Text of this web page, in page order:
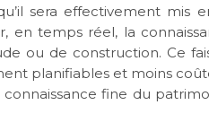
sera effectivement mis
en temps réel, la
ou de construction. Ce
planifiables et moins
connaissance fine du